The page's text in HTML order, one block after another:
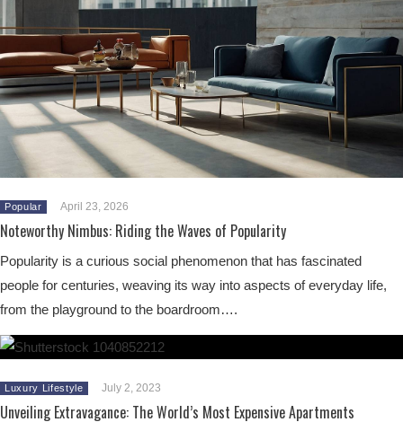
Popular April 23, 2026
Noteworthy Nimbus: Riding the Waves of Popularity
Popularity is a curious social phenomenon that has fascinated
people for centuries, weaving its way into aspects of everyday life,
from the playground to the boardroom….
Luxury Lifestyle July 2, 2023
Unveiling Extravagance: The World’s Most Expensive Apartments